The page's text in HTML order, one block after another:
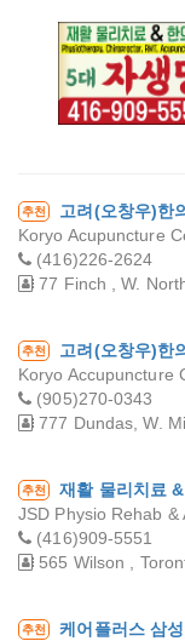
김현경
의원 5대 자
추천
고려(오창우)한
Koryo Acupuncture
(416)226-2624
77 Finch , W.
추천
고려(오창우)한
Koryo Accupuncture
(905)270-0343
777 Dundas, W.
추천
재활 물리치료
JSD Physio Rehab &
(416)909-5551
565 Wilson ,
추천
케어플러스 삼